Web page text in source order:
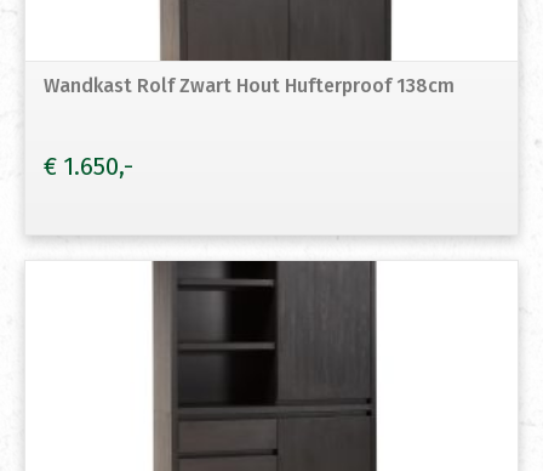
Wandkast Rolf Zwart Hout Hufterproof 138cm
€ 1.650